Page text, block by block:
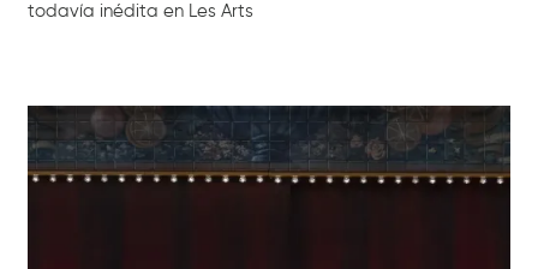
todavía inédita en Les Arts